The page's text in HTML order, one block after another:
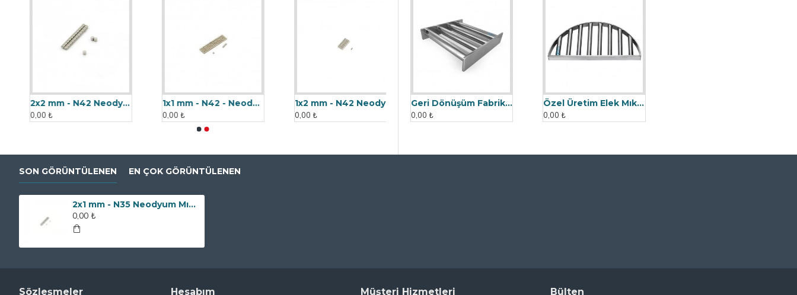
2x2 mm - N42 Neodyum Mıknatıs
0,00 ₺
1x1 mm - N42 - Neodyum Mıknatıs
0,00 ₺
1x2 mm - N42 Neodyum Mıknatıs
0,00 ₺
Geri Dönüşüm Fabrikası İçin Kolay Temizlenebilir Neodyum Elek Mıknatıs
0,00 ₺
Özel Üretim Elek Mıknatıs - Un Fabrikasına
0,00 ₺
SON GÖRÜNTÜLENEN EN ÇOK GÖRÜNTÜLENEN
2x1 mm - N35 Neodyum Mıknatıs
0,00 ₺
Sözleşmeler Hesabım Müşteri Hizmetleri Bülten